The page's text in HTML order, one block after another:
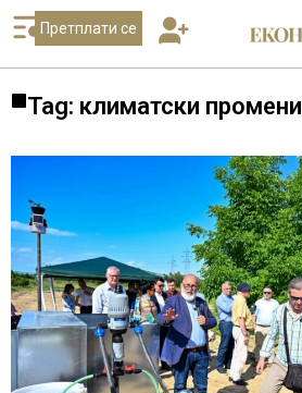
Претплати се
Tag: климатски промени